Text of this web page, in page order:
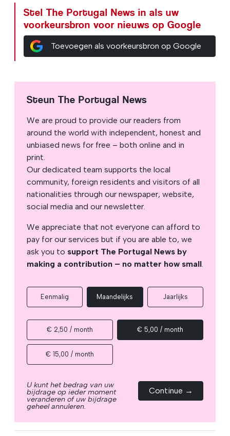
Stel The Portugal News in als uw
voorkeursbron voor nieuws op Google
Toevoegen als voorkeursbron op Google
Steun The Portugal News
We are proud to provide our readers from
around the world with independent, honest and
unbiased news for free – both online and in
print.
Our dedicated team supports the local
community, foreign residents and visitors of all
nationalities through our newspaper, website,
social media and our newsletter.
We appreciate that not everyone can afford to
pay for our services but if you are able to, we
ask you to support The Portugal News by
making a contribution – no matter how small.
Eenmalig Maandelijks Jaarlijks
€ 2,50 / month € 5,00 / month
€ 15,00 / month
U kunt het bedrag van uw
bijdrage op ieder moment
veranderen of uw bijdrage
geheel annuleren.
Continue →